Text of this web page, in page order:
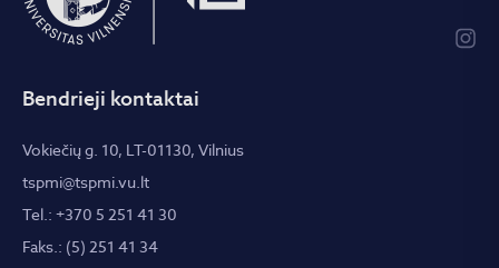
Bendrieji kontaktai
Vokiečių g. 10, LT-01130, Vilnius
tspmi@tspmi.vu.lt
Tel.: +370 5 251 41 30
Faks.: (5) 251 41 34